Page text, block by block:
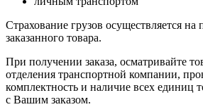
Страхование грузов осуществляется
заказанного товара.
При получении заказа, осматривайте
отделения транспортной компании,
комплектность и наличие всех единиц
с Вашим заказом.